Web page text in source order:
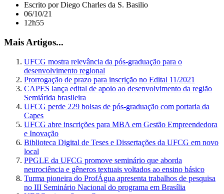
Escrito por Diego Charles da S. Basilio
06/10/21
12h55
Mais Artigos...
UFCG mostra relevância da pós-graduação para o
desenvolvimento regional
Prorrogação de prazo para inscrição no Edital 11/2021
CAPES lança edital de apoio ao desenvolvimento da região
Semiárida brasileira
UFCG perde 229 bolsas de pós-graduação com portaria da
Capes
UFCG abre inscrições para MBA em Gestão Empreendedora
e Inovação
Biblioteca Digital de Teses e Dissertações da UFCG em novo
local
PPGLE da UFCG promove seminário que aborda
neurociência e gêneros textuais voltados ao ensino básico
Turma pioneira do ProfÁgua apresenta trabalhos de pesquisa
no III Seminário Nacional do programa em Brasília